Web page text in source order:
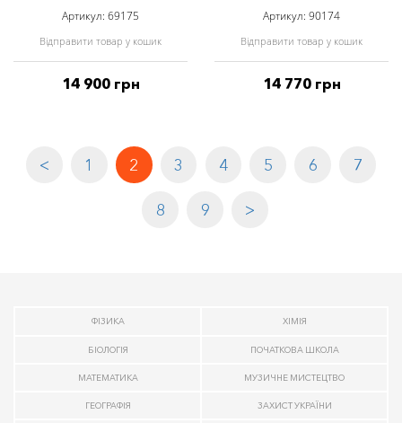
Артикул: 69175
Відправити товар у кошик
14 900 грн
Артикул: 90174
Відправити товар у кошик
14 770 грн
< 1 2 3 4 5 6 7
8 9 >
ФІЗИКА ХІМІЯ
БІОЛОГІЯ ПОЧАТКОВА ШКОЛА
МАТЕМАТИКА МУЗИЧНЕ МИСТЕЦТВО
ГЕОГРАФІЯ ЗАХИСТ УКРАЇНИ